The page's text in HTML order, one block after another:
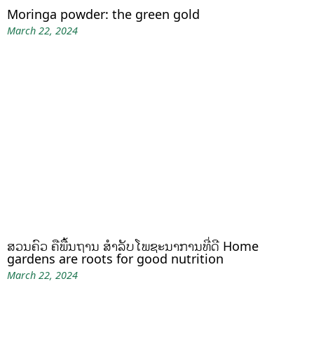
Moringa powder: the green gold
March 22, 2024
ສວນຄົວ ຄືພື້ນຖານ ສໍາລັບໂພຊະນາການທີ່ດີ Home
gardens are roots for good nutrition
March 22, 2024